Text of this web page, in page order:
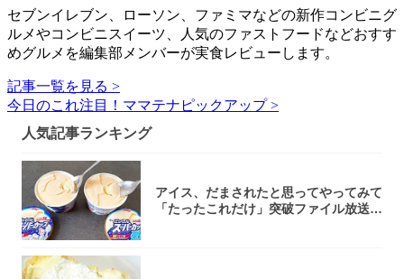
セブンイレブン、ローソン、ファミマなどの新作コンビニグ
ルメやコンビニスイーツ、人気のファストフードなどおすす
めグルメを編集部メンバーが実食レビューします。
記事一覧を見る >
今日のこれ注目！ママテナピックアップ >
人気記事ランキング
アイス、だまされたと思ってやってみて
「たったこれだけ」突破ファイル放送で